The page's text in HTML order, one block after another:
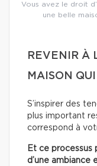
Vous avez le droit
une belle
REVENIR À
MAISON
S’inspirer des
plus important
correspond à
Et ce processus
d’une ambiance